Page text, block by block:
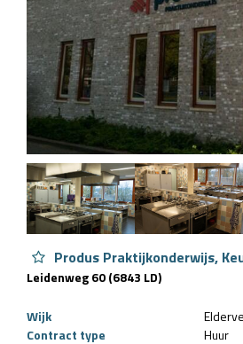
Produs Praktijkonderwijs,
Leidenweg 60 (6843 LD)
Wijk
Contract type
Huur